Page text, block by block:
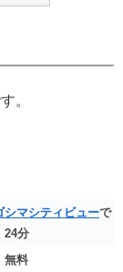
。
シマシティビューで
24分
無料